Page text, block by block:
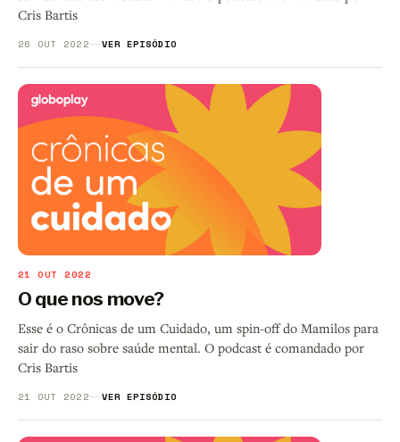
Cris Bartis
26 OUT 2022 VER EPISÓDIO
21 OUT 2022
O que nos move?
Esse é o Crônicas de um Cuidado, um spin-off do Mamilos para
sair do raso sobre saúde mental. O podcast é comandado por
Cris Bartis
21 OUT 2022 VER EPISÓDIO